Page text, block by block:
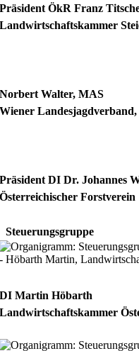
Präsident ÖkR Franz
Landwirtschaftskammer
Norbert Walter, MAS
Wiener
Präsident DI Dr. Johannes
Österreichischer Forstverein
Steuerungsgruppe
DI Martin Höbarth
Landwirtschaftskammer